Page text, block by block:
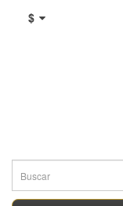
$